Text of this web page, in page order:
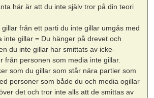
här är att du inte själv tror på din teori
från ett parti du inte gillar umgås med
inte gillar = Du hänger på drevet och
du inte gillar har smittats av icke-
från personen som media inte gillar.
som du gillar som står nära partier som
personer som både du och media ogillar
det och tror inte alls att de smittas av